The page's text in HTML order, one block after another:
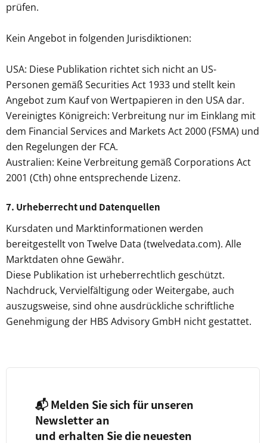
prüfen.
Kein Angebot in folgenden Jurisdiktionen:
USA: Diese Publikation richtet sich nicht an US-
Personen gemäß Securities Act 1933 und stellt kein
Angebot zum Kauf von Wertpapieren in den USA dar.
Vereinigtes Königreich: Verbreitung nur im Einklang mit
dem Financial Services and Markets Act 2000 (FSMA) und
den Regelungen der FCA.
Australien: Keine Verbreitung gemäß Corporations Act
2001 (Cth) ohne entsprechende Lizenz.
7. Urheberrecht und Datenquellen
Kursdaten und Marktinformationen werden
bereitgestellt von Twelve Data (twelvedata.com). Alle
Marktdaten ohne Gewähr.
Diese Publikation ist urheberrechtlich geschützt.
Nachdruck, Vervielfältigung oder Weitergabe, auch
auszugsweise, sind ohne ausdrückliche schriftliche
Genehmigung der HBS Advisory GmbH nicht gestattet.
📬 Melden Sie sich für unseren
Newsletter an
und erhalten Sie die neuesten